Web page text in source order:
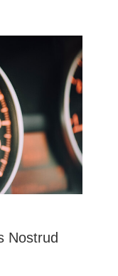
Nostrud